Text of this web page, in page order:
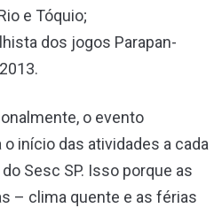
e Tóquio;
dos jogos Parapan-
o evento
início das atividades a cada
Sesc SP. Isso porque as
– clima quente e as férias